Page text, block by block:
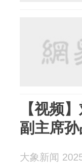
【视频
副主席
大象新闻